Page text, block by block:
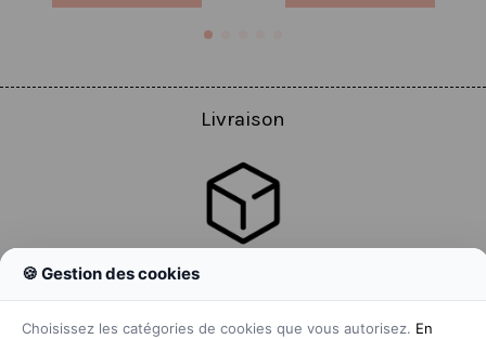
Livraison
🍪 Gestion des cookies
Choisissez les catégories de cookies que vous autorisez. En